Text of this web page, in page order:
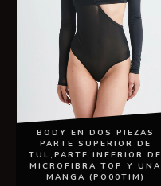
BODY EN DOS PIEZAS
PARTE SUPERIOR DE
TUL,PARTE INFERIOR DE
MICROFIBRA TOP Y UNA
MANGA (PO00TIM)